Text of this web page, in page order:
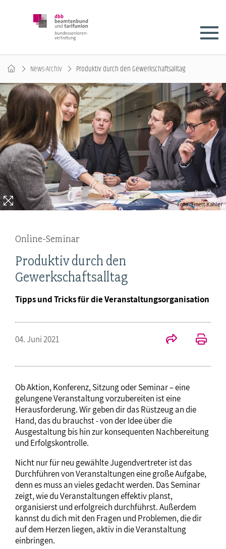
News-Archiv Produktiv durch den Gewerkschaftsalltag
Online-Seminar
Produktiv durch den
Gewerkschaftsalltag
Tipps und Tricks für die Veranstaltungsorganisation
04. Juni 2021
Ob Aktion, Konferenz, Sitzung oder Seminar – eine
gelungene Veranstaltung vorzubereiten ist eine
Herausforderung. Wir geben dir das Rüstzeug an die
Hand, das du brauchst - von der Idee über die
Ausgestaltung bis hin zur konsequenten Nachbereitung
und Erfolgskontrolle.
Nicht nur für neu gewählte Jugendvertreter ist das
Durchführen von Veranstaltungen eine große Aufgabe,
denn es muss an vieles gedacht werden. Das Seminar
zeigt, wie du Veranstaltungen effektiv planst,
organisierst und erfolgreich durchführst. Außerdem
kannst du dich mit den Fragen und Problemen, die dir
auf dem Herzen liegen, aktiv in die Veranstaltung
einbringen.